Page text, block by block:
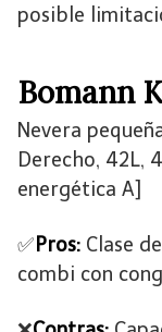
posible
Bomann
Nevera
Derecho, 42L,
energética A]
✅ Pros: Clase
combi con